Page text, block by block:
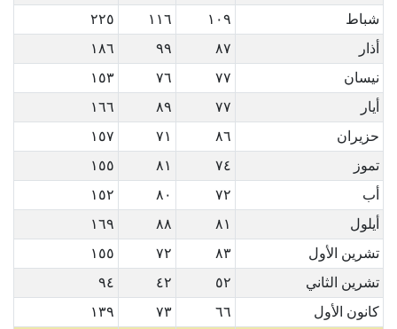
شباط
١٠٩ ١١٦
٢٢٥
أذار
٨٧ ٩٩
١٨٦
نيسان
٧٧ ٧٦
١٥٣
أيار
٧٧ ٨٩
١٦٦
حزيران
٨٦ ٧١
١٥٧
تموز
٧٤ ٨١
١٥٥
أب
٧٢ ٨٠
١٥٢
أيلول
٨١ ٨٨
١٦٩
تشرين الأول
٨٣ ٧٢
١٥٥
تشرين الثاني
٥٢ ٤٢
٩٤
كانون الأول
٦٦ ٧٣ ١٣٩